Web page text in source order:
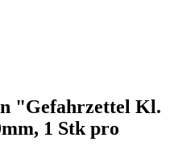
"Gefahrzettel Kl.
1 Stk pro